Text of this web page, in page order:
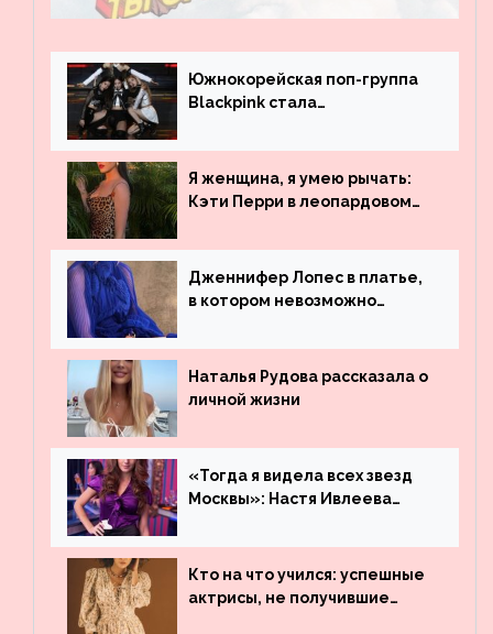
Южнокорейская поп-группа
Blackpink стала
просмотрам на YouTube. Они
обогнали даже Джастина
Бибера
Я женщина, я умею рычать:
Кэти Перри в леопардовом
Дженнифер Лопес в платье,
в котором невозможно
Наталья Рудова рассказала о
личной жизни
«Тогда я видела всех звезд
Москвы»: Настя Ивлеева
популярности и выложила
архивные фото
Кто на что учился: успешные
актрисы, не получившие